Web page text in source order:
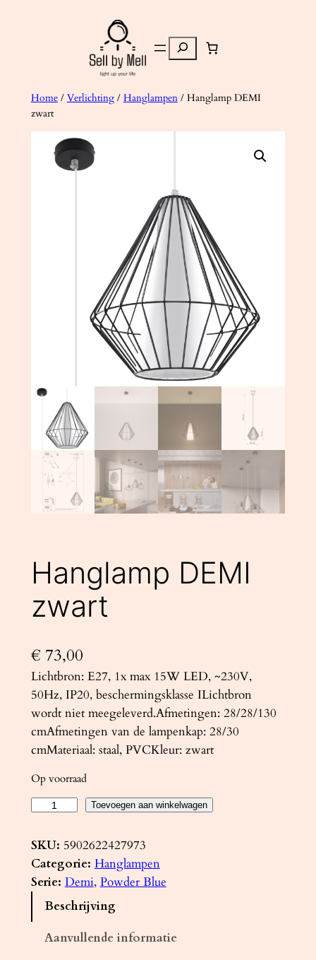
Zoeken
Home/ Verlichting/ Hanglampen/ Hanglamp DEMI
zwart
Hanglamp DEMI
zwart
€ 73,00
Lichtbron: E27, 1x max 15W LED, ~230V,
50Hz, IP20, beschermingsklasse ILichtbron
wordt niet meegeleverd.Afmetingen: 28/28/130
cmAfmetingen van de lampenkap: 28/30
cmMateriaal: staal, PVCKleur: zwart
Op voorraad
n
g
l
Toevoegen aan winkelwagen
SKU: 5902622427973
Categorie: Hanglampen
Serie: Demi, Powder Blue
Beschrijving
Aanvullende informatie